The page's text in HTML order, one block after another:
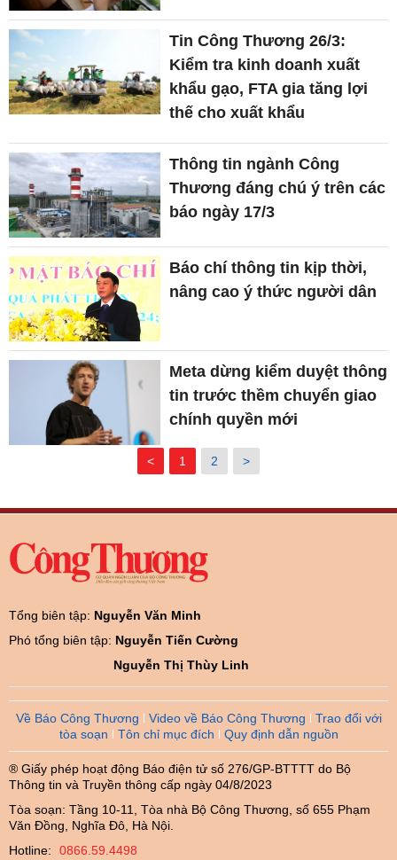
Tin Công Thương 26/3:
Kiểm tra kinh doanh xuất
khẩu gạo, FTA gia tăng lợi
thế cho xuất khẩu
Thông tin ngành Công
Thương đáng chú ý trên các
báo ngày 17/3
Báo chí thông tin kịp thời,
nâng cao ý thức người dân
Meta dừng kiểm duyệt thông
tin trước thềm chuyển giao
chính quyền mới
< 1 2 >
Tổng biên tập: Nguyễn Văn Minh
Phó tổng biên tập: Nguyễn Tiến Cường
Nguyễn Thị Thùy Linh
Về Báo Công Thương Video về Báo Công Thương
Trao đổi với
tòa soạn
Tôn chỉ mục đích Quy định dẫn nguồn
® Giấy phép hoạt động Báo điện tử số 276/GP-BTTTT do Bộ
Thông tin và Truyền thông cấp ngày 04/8/2023
Tòa soạn: Tầng 10-11, Tòa nhà Bộ Công Thương, số 655 Phạm
Văn Đồng, Nghĩa Đô, Hà Nội.
Hotline:
0866.59.4498